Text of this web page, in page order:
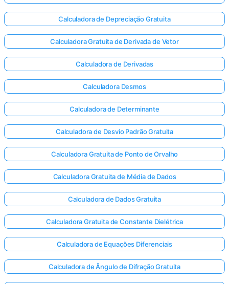
Calculadora de Depreciação Gratuita
Calculadora Gratuita de Derivada de Vetor
Calculadora de Derivadas
Calculadora Desmos
Calculadora de Determinante
Calculadora de Desvio Padrão Gratuita
Calculadora Gratuita de Ponto de Orvalho
Calculadora Gratuita de Média de Dados
Calculadora de Dados Gratuita
Calculadora Gratuita de Constante Dielétrica
Calculadora de Equações Diferenciais
Calculadora de Ângulo de Difração Gratuita